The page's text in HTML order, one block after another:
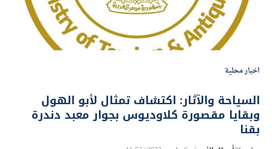
اخبار محلية
السياحة والآثار: اكتشاف تمثال لأبو الهول
وبقايا مقصورة كلاوديوس بجوار معبد دندرة
بقنا